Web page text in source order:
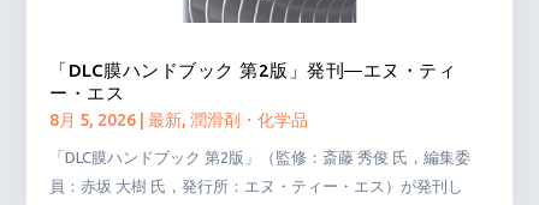
「DLC膜ハンドブック 第2版」発刊―エヌ・ティ
ー・エス
8月 5, 2026 |最新,潤滑剤・化学品
「DLC膜ハンドブック 第2版」（監修：斎藤 秀俊 氏，編集委
員：赤坂 大樹 氏，発行所：エヌ・ティー・エス）が発刊し